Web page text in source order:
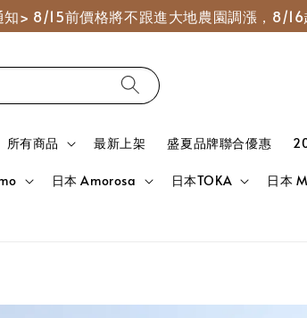
> 8/15前價格將不跟進大地農園調漲，8/
所有商品 最新上架 盛夏品牌聯合優惠
日本 Amorosa 日本TOKA 日本